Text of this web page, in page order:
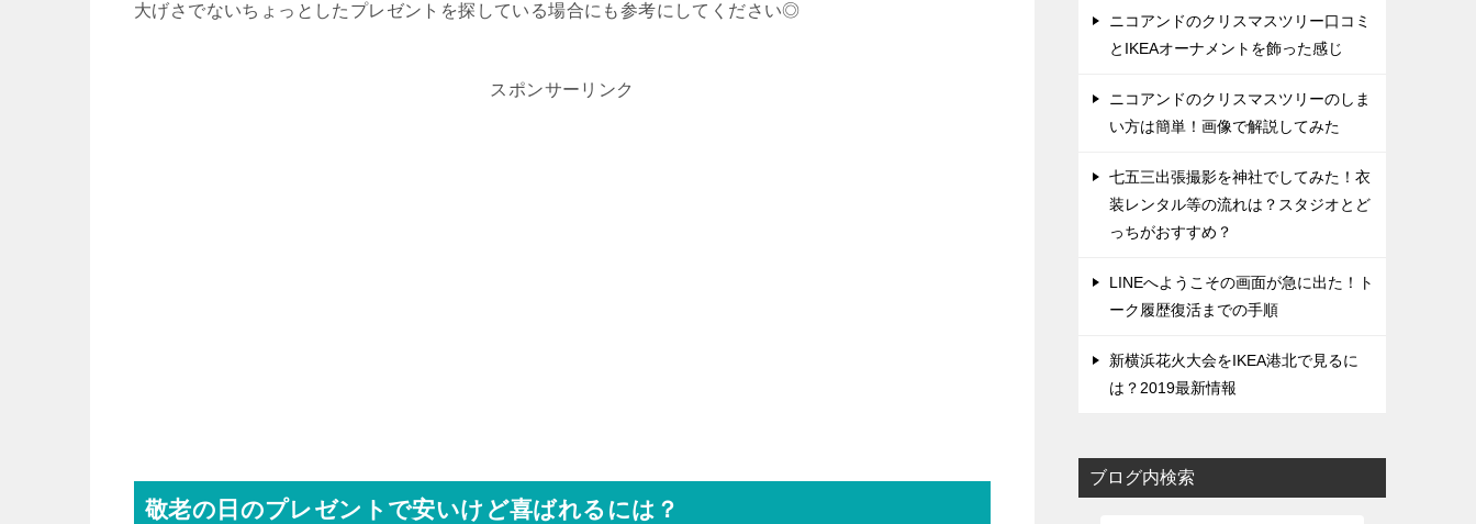
大げさでないちょっとしたプレゼントを探している場合にも参考にしてください◎
スポンサーリンク
敬老の日のプレゼントで安いけど喜ばれるには？
ニコアンドのクリスマスツリー口コミ
とIKEAオーナメントを飾った感じ
ニコアンドのクリスマスツリーのしま
い方は簡単！画像で解説してみた
七五三出張撮影を神社でしてみた！衣
装レンタル等の流れは？スタジオとど
っちがおすすめ？
LINEへようこその画面が急に出た！ト
ーク履歴復活までの手順
新横浜花火大会をIKEA港北で見るに
は？2019最新情報
ブログ内検索